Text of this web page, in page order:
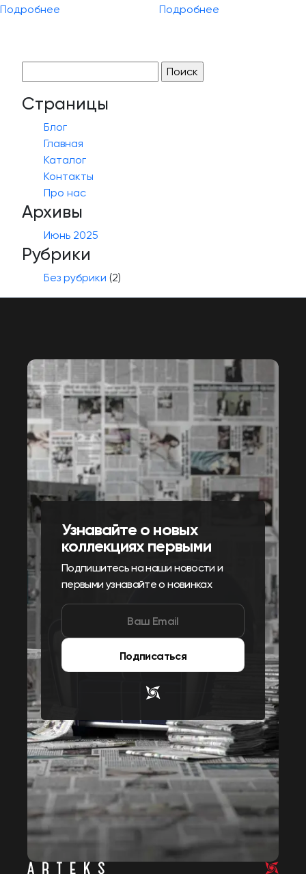
Подробнее Подробнее
Страницы
Блог
Главная
Каталог
Контакты
Про нас
Архивы
Июнь 2025
Рубрики
Без рубрики (2)
Узнавайте о новых
коллекциях первыми
Подпишитесь на наши новости и
первыми узнавайте о новинках
Подписаться